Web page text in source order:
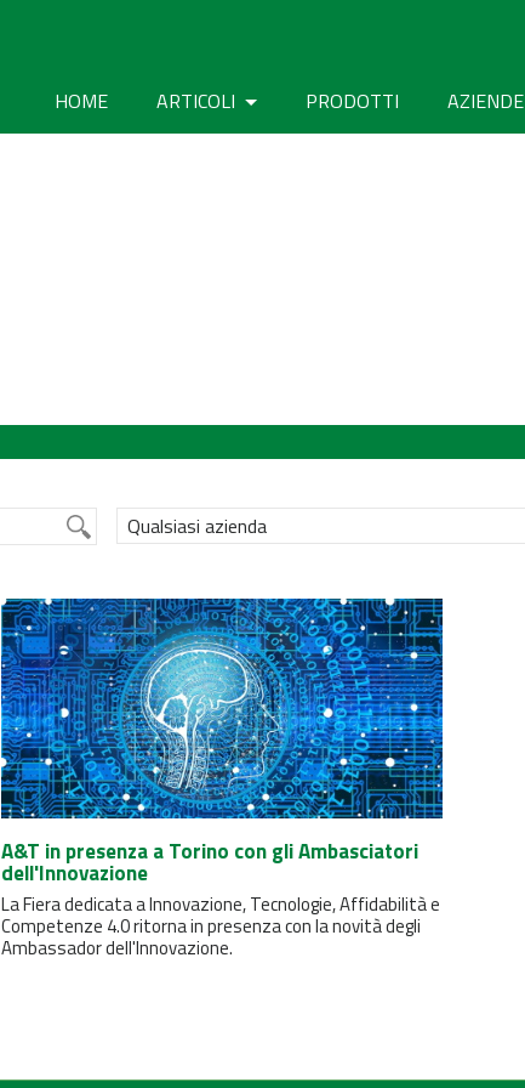
HOME ARTICOLI PRODOTTI AZIENDE
Qualsiasi azienda
A&T in presenza a Torino con gli Ambasciatori
dell'Innovazione
La Fiera dedicata a Innovazione, Tecnologie, Affidabilità e
Competenze 4.0 ritorna in presenza con la novità degli
Ambassador dell'Innovazione.